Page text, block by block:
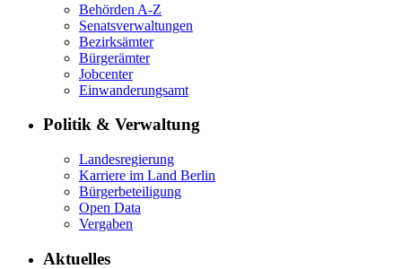
Behörden A-Z
Senatsverwaltungen
Bezirksämter
Bürgerämter
Jobcenter
Einwanderungsamt
Politik & Verwaltung
Landesregierung
Karriere im Land Berlin
Bürgerbeteiligung
Open Data
Vergaben
Aktuelles